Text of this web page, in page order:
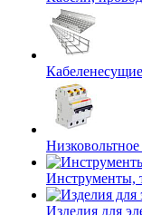
Инструменты,
Изделия для